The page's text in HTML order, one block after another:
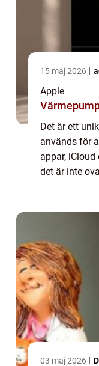
15 maj 2026
Apple
Det är ett
används för
appar,
det är inte
03 maj 2026